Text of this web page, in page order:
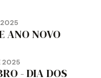
2025
ANO NOVO
2025
- DIA DOS